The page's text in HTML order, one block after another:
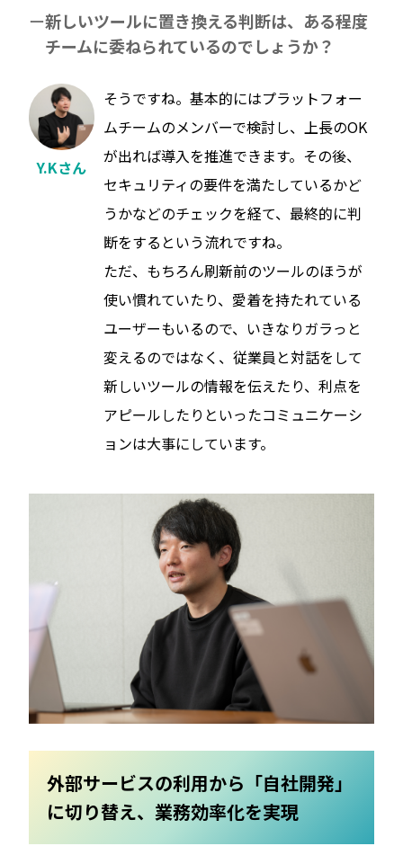
新しいツールに置き換える判断は、ある程度
チームに委ねられているのでしょうか？
Y.Kさん
そうですね。基本的にはプラットフォー
ムチームのメンバーで検討し、上長のOK
が出れば導入を推進できます。その後、
セキュリティの要件を満たしているかど
うかなどのチェックを経て、最終的に判
断をするという流れですね。
ただ、もちろん刷新前のツールのほうが
使い慣れていたり、愛着を持たれている
ユーザーもいるので、いきなりガラっと
変えるのではなく、従業員と対話をして
新しいツールの情報を伝えたり、利点を
アピールしたりといったコミュニケーシ
ョンは大事にしています。
外部サービスの利用から「自社開発」
に切り替え、業務効率化を実現